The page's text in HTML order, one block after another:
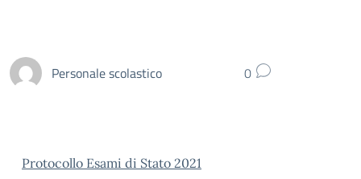
Personale scolastico 0
Protocollo Esami di Stato 2021